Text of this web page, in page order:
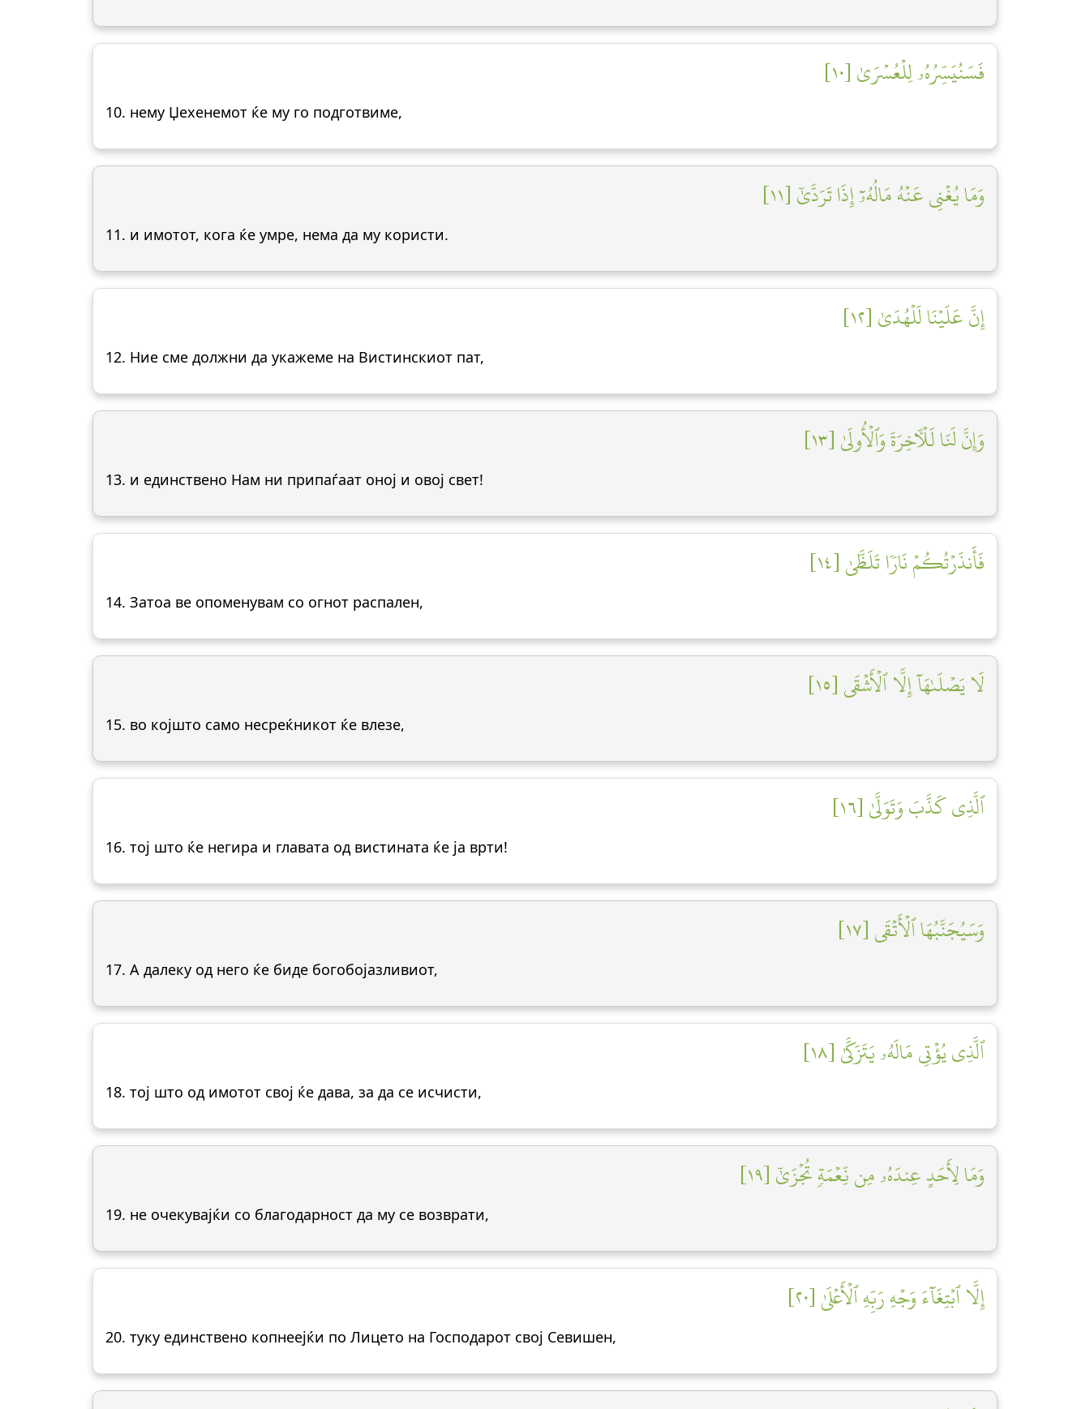
فَسَنُيَسِّرُهُۥ لِلۡعُسۡرَىٰ [١٠]
10. нему Џехенемот ќе му го подготвиме,
وَمَا يُغۡنِي عَنۡهُ مَالُهُۥٓ إِذَا تَرَدَّىٰٓ [١١]
11. и имотот, кога ќе умре, нема да му користи.
إِنَّ عَلَيۡنَا لَلۡهُدَىٰ [١٢]
12. Ние сме должни да укажеме на Вистинскиот пат,
وَإِنَّ لَنَا لَلۡأٓخِرَةَ وَٱلۡأُولَىٰ [١٣]
13. и единствено Нам ни припаѓаат оној и овој свет!
فَأَنذَرۡتُكُمۡ نَارٗا تَلَظَّىٰ [١٤]
14. Затоа ве опоменувам со огнот распален,
لَا يَصۡلَىٰهَآ إِلَّا ٱلۡأَشۡقَى [١٥]
15. во којшто само несреќникот ќе влезе,
ٱلَّذِي كَذَّبَ وَتَوَلَّىٰ [١٦]
16. тој што ќе негира и главата од вистината ќе ја врти!
وَسَيُجَنَّبُهَا ٱلۡأَتۡقَى [١٧]
17. А далеку од него ќе биде богобојазливиот,
ٱلَّذِي يُؤۡتِي مَالَهُۥ يَتَزَكَّىٰ [١٨]
18. тој што од имотот свој ќе дава, за да се исчисти,
وَمَا لِأَحَدٍ عِندَهُۥ مِن نِّعۡمَةٖ تُجۡزَىٰٓ [١٩]
19. не очекувајќи со благодарност да му се возврати,
إِلَّا ٱبۡتِغَآءَ وَجۡهِ رَبِّهِ ٱلۡأَعۡلَىٰ [٢٠]
20. туку единствено копнеејќи по Лицето на Господарот свој Севишен,